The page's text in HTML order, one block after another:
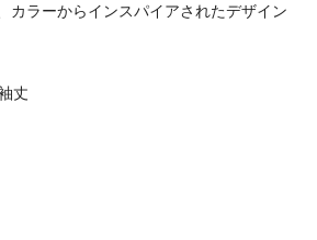
カラーからインスパイアされたデザイン
丈